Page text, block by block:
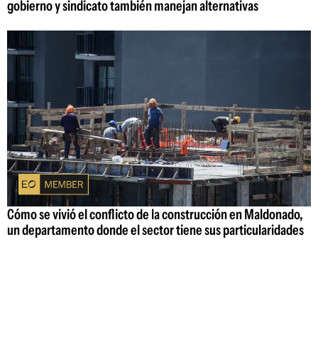
gobierno y sindicato también manejan alternativas
Cómo se vivió el conflicto de la construcción en Maldonado,
un departamento donde el sector tiene sus particularidades